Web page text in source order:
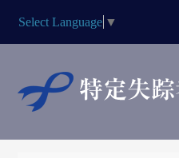
Select Language ▼